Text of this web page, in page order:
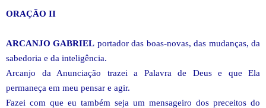
ORAÇÃO II
ARCANJO GABRIEL portador das boas-novas, das mudanças, da
sabedoria e da inteligência.
Arcanjo da Anunciação trazei a Palavra de Deus e que Ela
permaneça em meu pensar e agir.
Fazei com que eu também seja um mensageiro dos preceitos do